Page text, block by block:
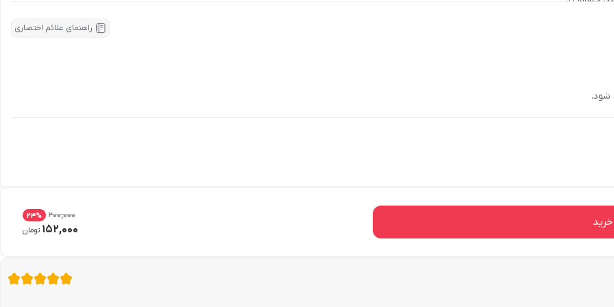
راهنمای علائم اختصاری
شود.
200,000
24%
152,000 تومان